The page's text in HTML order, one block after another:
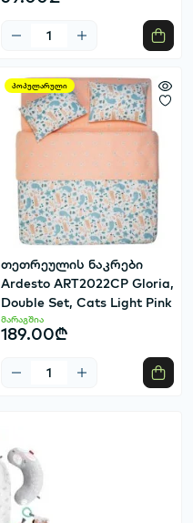
პოპულარული
თეთრეულის ნაკრები
Ardesto ART2022CP Gloria,
Double Set, Cats Light Pink
მარაგშია
189.00₾